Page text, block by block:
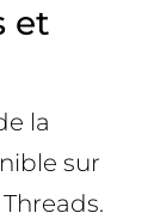
et
la
sur